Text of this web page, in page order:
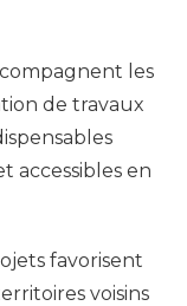
les
de travaux
accessibles en
favorisent
voisins